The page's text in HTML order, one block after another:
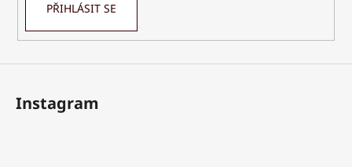
PŘIHLÁSIT SE
Instagram